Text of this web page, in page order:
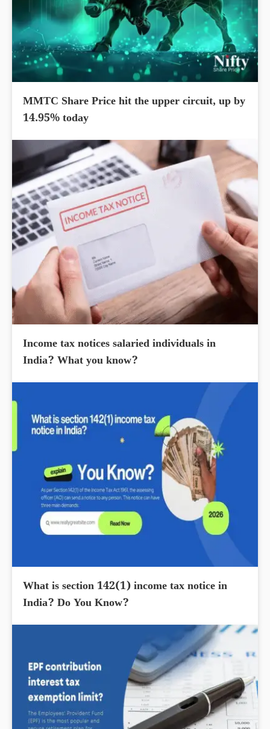
MMTC Share Price hit the upper circuit, up by
14.95% today
Income tax notices salaried individuals in
India? What you know?
What is section 142(1) income tax notice in
India? Do You Know?